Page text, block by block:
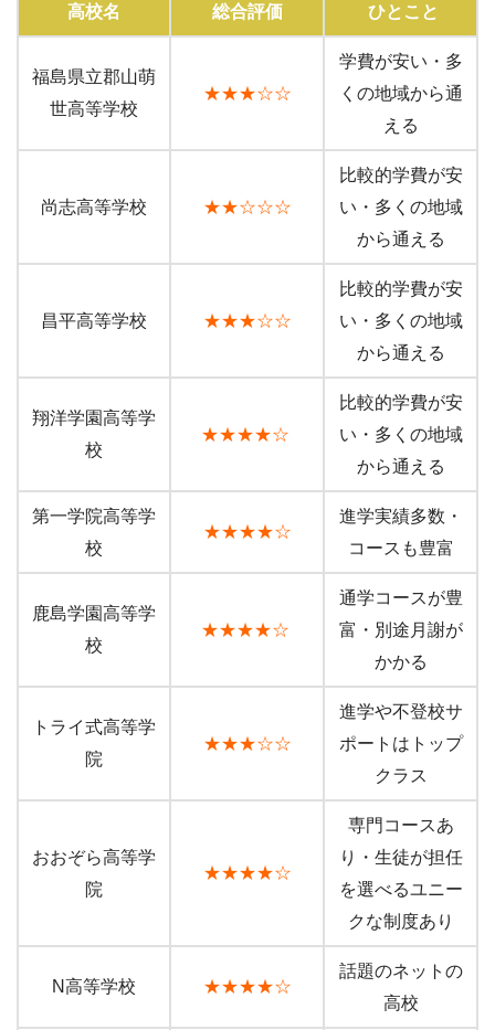
高校名 総合評価 ひとこと
福島県立郡山萌
世高等学校
★★★☆☆
学費が安い・多
くの地域から通
える
尚志高等学校 ★★☆☆☆
比較的学費が安
い・多くの地域
から通える
昌平高等学校 ★★★☆☆
比較的学費が安
い・多くの地域
から通える
翔洋学園高等学
校
★★★★☆
比較的学費が安
い・多くの地域
から通える
第一学院高等学
校
★★★★☆
進学実績多数・
コースも豊富
鹿島学園高等学
校
★★★★☆
通学コースが豊
富・別途月謝が
かかる
トライ式高等学
院
★★★☆☆
進学や不登校サ
ポートはトップ
クラス
おおぞら高等学
院
★★★★☆
専門コースあ
り・生徒が担任
を選べるユニー
クな制度あり
N高等学校 ★★★★☆
話題のネットの
高校